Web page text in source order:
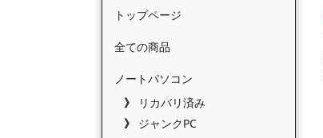
トップページ
全ての商品
ノートパソコン
リカバリ済み
ジャンクPC